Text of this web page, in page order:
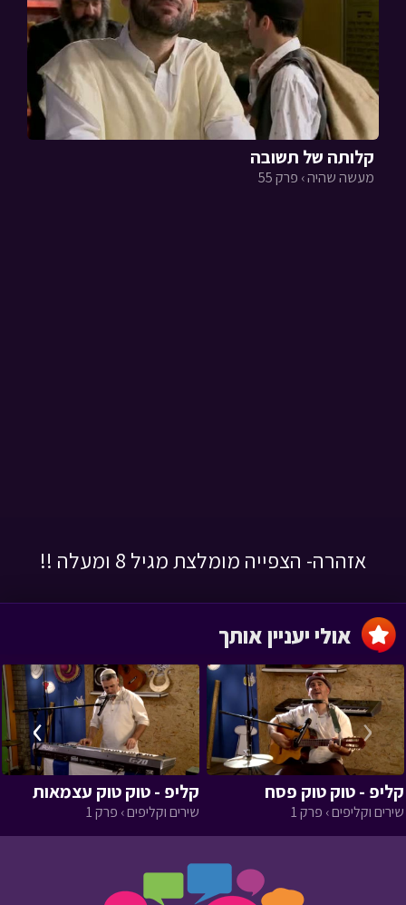
קלותה של תשובה
מעשה שהיה › פרק 55
אזהרה- הצפייה מומלצת מגיל 8 ומעלה !!
קליפ - טוק טוק פסח
שירים וקליפים › פרק 1
קליפ - טוק טוק עצמאות
שירים וקליפים › פרק 1
‹
›